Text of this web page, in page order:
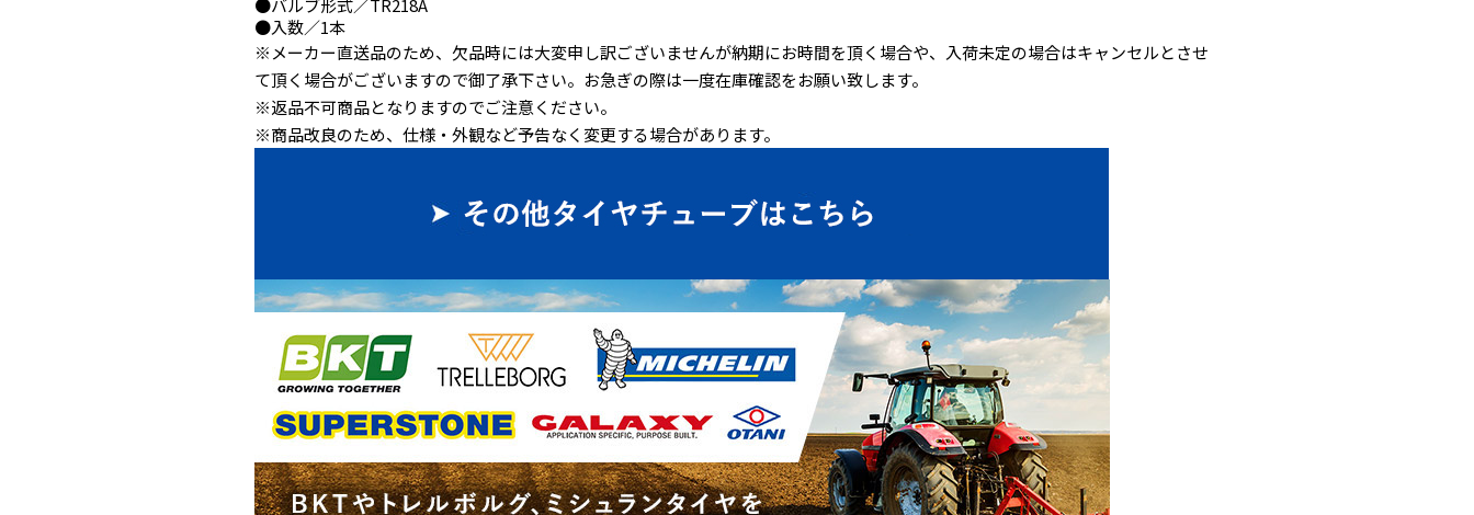
●バルブ形式／TR218A
●入数／1本
※メーカー直送品のため、欠品時には大変申し訳ございませんが納期にお時間を頂く場合や、入荷未定の場合はキャンセルとさせ
て頂く場合がございますので御了承下さい。お急ぎの際は一度在庫確認をお願い致します。
※返品不可商品となりますのでご注意ください。
※商品改良のため、仕様・外観など予告なく変更する場合があります。